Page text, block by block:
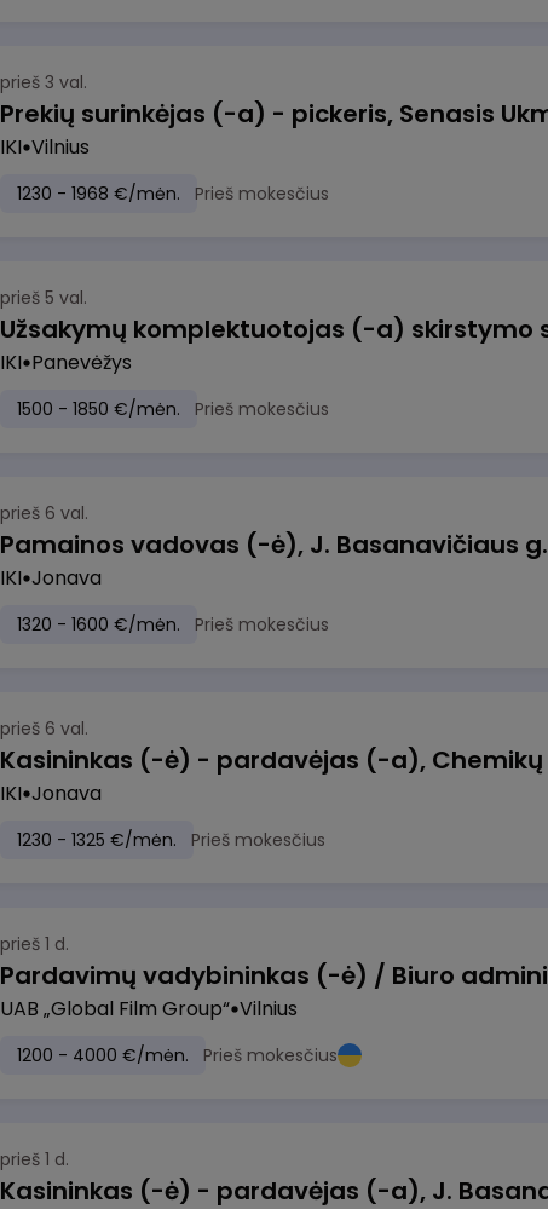
prieš 3 val.
IKI Vilnius
1230 - 1968 €/mėn. Prieš mokesčius
prieš 5 val.
IKI Panevėžys
1500 - 1850 €/mėn. Prieš mokesčius
prieš 6 val.
IKI Jonava
1320 - 1600 €/mėn. Prieš mokesčius
prieš 6 val.
IKI Jonava
1230 - 1325 €/mėn. Prieš mokesčius
prieš 1 d.
UAB „Global Film Group“ Vilnius
1200 - 4000 €/mėn. Prieš mokesčius
prieš 1 d.